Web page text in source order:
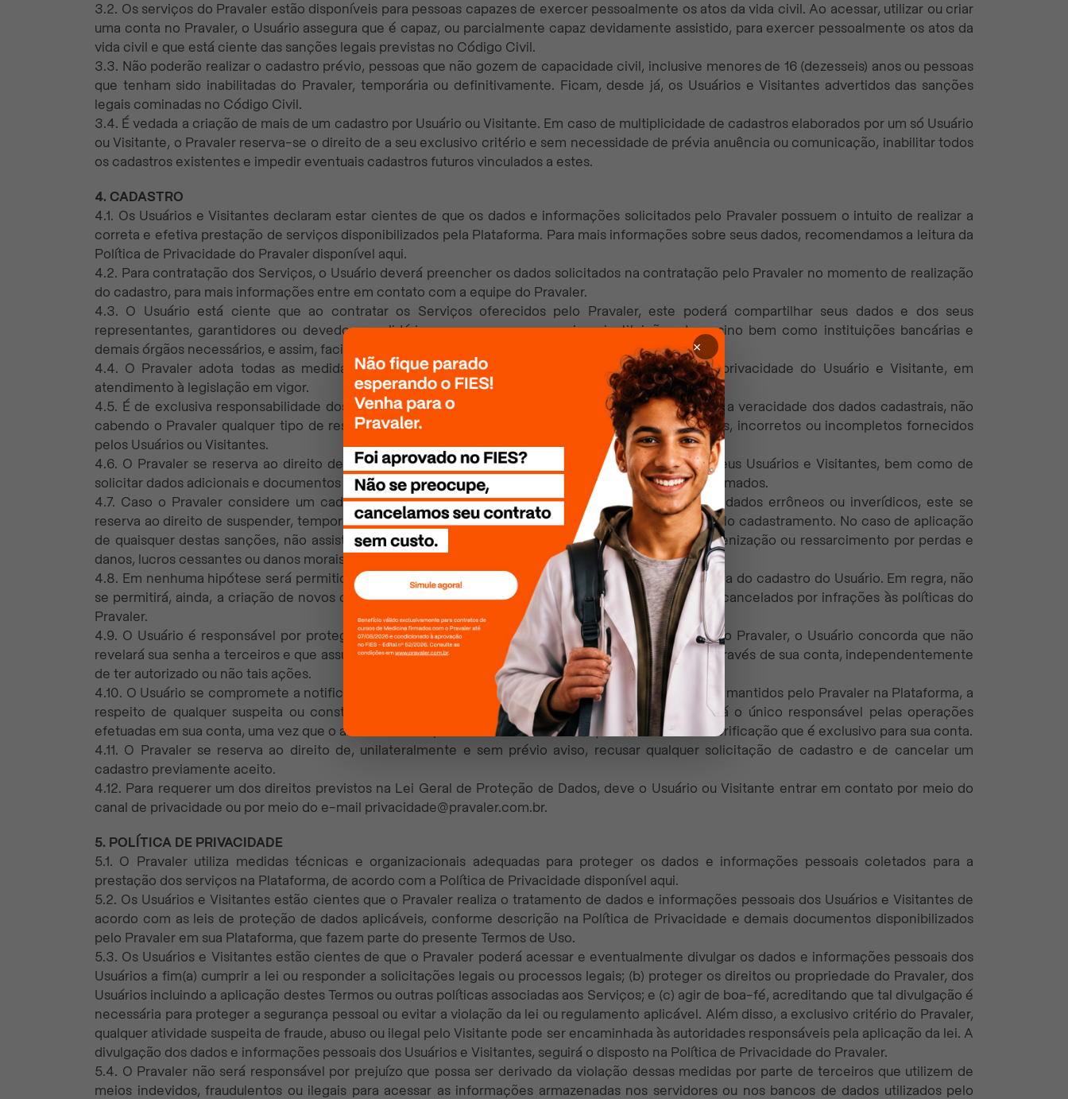
3.2. Os serviços do Pravaler estão disponíveis para pessoas capazes de exercer pessoalmente os atos da vida civil. Ao acessar, utilizar ou criar
uma conta no Pravaler, o Usuário assegura que é capaz, ou parcialmente capaz devidamente assistido, para exercer pessoalmente os atos da
vida civil e que está ciente das sanções legais previstas no Código Civil.
3.3. Não poderão realizar o cadastro prévio, pessoas que não gozem de capacidade civil, inclusive menores de 16 (dezesseis) anos ou pessoas
que tenham sido inabilitadas do Pravaler, temporária ou definitivamente. Ficam, desde já, os Usuários e Visitantes advertidos das sanções
legais cominadas no Código Civil.
3.4. É vedada a criação de mais de um cadastro por Usuário ou Visitante. Em caso de multiplicidade de cadastros elaborados por um só Usuário
ou Visitante, o Pravaler reserva-se o direito de a seu exclusivo critério e sem necessidade de prévia anuência ou comunicação, inabilitar todos
os cadastros existentes e impedir eventuais cadastros futuros vinculados a estes.
4. CADASTRO
4.1. Os Usuários e Visitantes declaram estar cientes de que os dados e informações solicitados pelo Pravaler possuem o intuito de realizar a
correta e efetiva prestação de serviços disponibilizados pela Plataforma. Para mais informações sobre seus dados, recomendamos a leitura da
Política de Privacidade do Pravaler disponível aqui.
4.2. Para contratação dos Serviços, o Usuário deverá preencher os dados solicitados na contratação pelo Pravaler no momento de realização
do cadastro, para mais informações entre em contato com a equipe do Pravaler.
4.3. O Usuário está ciente que ao contratar os Serviços oferecidos pelo Pravaler, este poderá compartilhar seus dados e dos seus
representantes, garantidores ou devedores solidários com empresas parceiras, instituições de ensino bem como instituições bancárias e
demais órgãos necessários, e assim, facilitar a conclusão do processo.
4.4. O Pravaler adota todas as medidas que estão ao seu alcance para proteger os dados e a privacidade do Usuário e Visitante, em
atendimento à legislação em vigor.
4.5. É de exclusiva responsabilidade dos Usuários e Visitantes fornecerem, atualizarem e garantirem a veracidade dos dados cadastrais, não
cabendo o Pravaler qualquer tipo de responsabilidade civil e criminal resultante de dados inverídicos, incorretos ou incompletos fornecidos
pelos Usuários ou Visitantes.
4.6. O Pravaler se reserva ao direito de utilizar todos os meios válidos e possíveis para identificar seus Usuários e Visitantes, bem como de
solicitar dados adicionais e documentos que estime serem pertinentes a fim de conferir os dados informados.
4.7. Caso o Pravaler considere um cadastro, ou as informações nele contidas, suspeito de conter dados errôneos ou inverídicos, este se
reserva ao direito de suspender, temporária ou definitivamente, o Usuário ou Visitante responsável pelo cadastramento. No caso de aplicação
de quaisquer destas sanções, não assistirá aos Usuários ou Visitantes direitos a qualquer tipo de indenização ou ressarcimento por perdas e
danos, lucros cessantes ou danos morais.
4.8. Em nenhuma hipótese será permitida a cessão, a venda, o aluguel ou outra forma de transferência do cadastro do Usuário. Em regra, não
se permitirá, ainda, a criação de novos cadastros por pessoas cujos cadastros originais tenham sido cancelados por infrações às políticas do
Pravaler.
4.9. O Usuário é responsável por proteger sua senha de acesso à Plataforma. Ao criar uma conta no Pravaler, o Usuário concorda que não
revelará sua senha a terceiros e que assumirá total responsabilidade por quaisquer ações realizadas através de sua conta, independentemente
de ter autorizado ou não tais ações.
4.10. O Usuário se compromete a notificar o Pravaler imediatamente, por meio dos canais de contato mantidos pelo Pravaler na Plataforma, a
respeito de qualquer suspeita ou constatação de uso não autorizado de sua conta. O Usuário será o único responsável pelas operações
efetuadas em sua conta, uma vez que o acesso só será possível mediante a utilização de sistema de verificação que é exclusivo para sua conta.
4.11. O Pravaler se reserva ao direito de, unilateralmente e sem prévio aviso, recusar qualquer solicitação de cadastro e de cancelar um
cadastro previamente aceito.
4.12. Para requerer um dos direitos previstos na Lei Geral de Proteção de Dados, deve o Usuário ou Visitante entrar em contato por meio do
canal de privacidade ou por meio do e-mail privacidade@pravaler.com.br.
5. POLÍTICA DE PRIVACIDADE
5.1. O Pravaler utiliza medidas técnicas e organizacionais adequadas para proteger os dados e informações pessoais coletados para a
prestação dos serviços na Plataforma, de acordo com a Política de Privacidade disponível aqui.
5.2. Os Usuários e Visitantes estão cientes que o Pravaler realiza o tratamento de dados e informações pessoais dos Usuários e Visitantes de
acordo com as leis de proteção de dados aplicáveis, conforme descrição na Política de Privacidade e demais documentos disponibilizados
pelo Pravaler em sua Plataforma, que fazem parte do presente Termos de Uso.
5.3. Os Usuários e Visitantes estão cientes de que o Pravaler poderá acessar e eventualmente divulgar os dados e informações pessoais dos
Usuários a fim(a) cumprir a lei ou responder a solicitações legais ou processos legais; (b) proteger os direitos ou propriedade do Pravaler, dos
Usuários incluindo a aplicação destes Termos ou outras políticas associadas aos Serviços; e (c) agir de boa-fé, acreditando que tal divulgação é
necessária para proteger a segurança pessoal ou evitar a violação da lei ou regulamento aplicável. Além disso, a exclusivo critério do Pravaler,
qualquer atividade suspeita de fraude, abuso ou ilegal pelo Visitante pode ser encaminhada às autoridades responsáveis pela aplicação da lei. A
divulgação dos dados e informações pessoais dos Usuários e Visitantes, seguirá o disposto na Política de Privacidade do Pravaler.
5.4. O Pravaler não será responsável por prejuízo que possa ser derivado da violação dessas medidas por parte de terceiros que utilizem de
meios indevidos, fraudulentos ou ilegais para acessar as informações armazenadas nos servidores ou nos bancos de dados utilizados pelo
×